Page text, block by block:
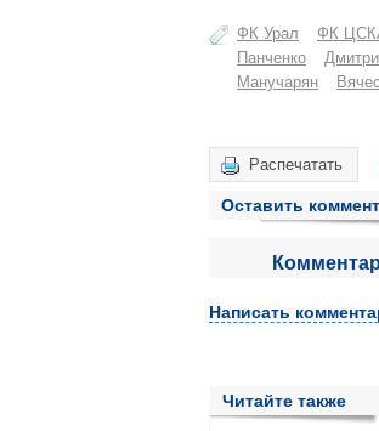
ФК Урал ФК
Панченко
Манучарян
Распечатать
Оставить
Написать
Читайте также